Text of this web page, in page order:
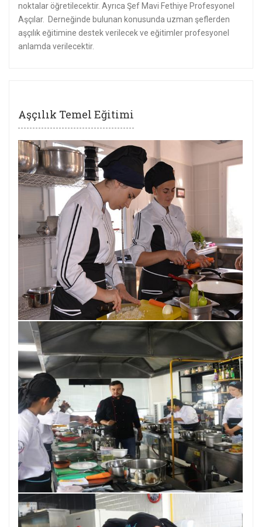
noktalar öğretilecektir. Ayrıca Şef Mavi Fethiye Profesyonel
Aşçılar. Derneğinde bulunan konusunda uzman şeflerden
aşçılık eğitimine destek verilecek ve eğitimler profesyonel
anlamda verilecektir.
Aşçılık Temel Eğitimi